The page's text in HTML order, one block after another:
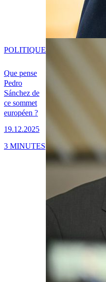
Que pense
Pedro
Sánchez de
ce sommet
européen ?
19.12.2025
POLITIQUE
3 MINUTES